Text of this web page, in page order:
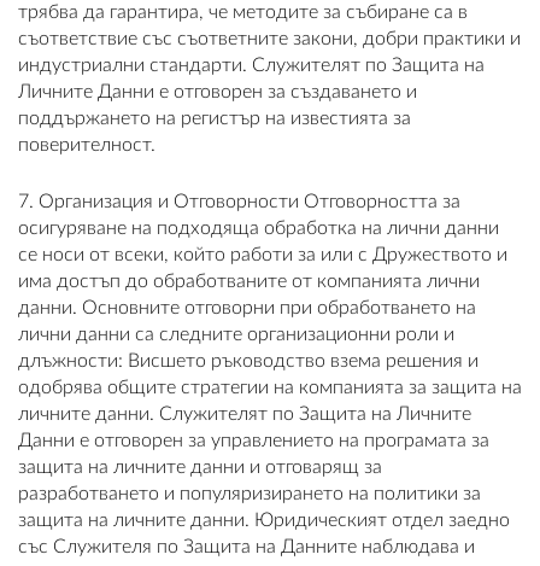
трябва да гарантира, че методите за събиране са в
съответствие със съответните закони, добри практики и
индустриални стандарти. Служителят по Защита на
Личните Данни е отговорен за създаването и
поддържането на регистър на известията за
поверителност.
7. Организация и Отговорности Отговорността за
осигуряване на подходяща обработка на лични данни
се носи от всеки, който работи за или с Дружеството и
има достъп до обработваните от компанията лични
данни. Основните отговорни при обработването на
лични данни са следните организационни роли и
длъжности: Висшето ръководство взема решения и
одобрява общите стратегии на компанията за защита на
личните данни. Служителят по Защита на Личните
Данни е отговорен за управлението на програмата за
защита на личните данни и отговарящ за
разработването и популяризирането на политики за
защита на личните данни. Юридическият отдел заедно
със Служителя по Защита на Данните наблюдава и